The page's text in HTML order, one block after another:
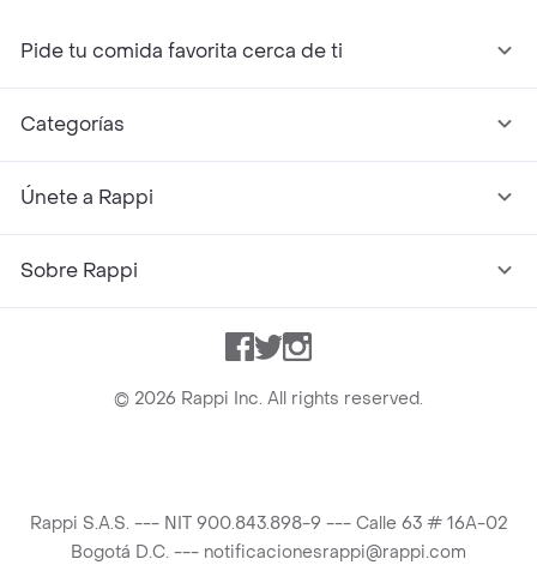
Pide tu comida favorita cerca de ti
Categorías
Únete a Rappi
Sobre Rappi
Facebook
TwitterInstagram
© 2026 Rappi Inc. All rights reserved.
Rappi S.A.S. --- NIT 900.843.898-9 --- Calle 63 # 16A-02
Bogotá D.C. --- notificacionesrappi@rappi.com